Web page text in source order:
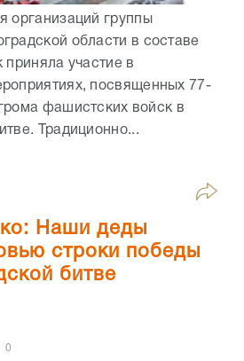
организаций группы
области в составе
приняла участие в
посвященных 77-
фашистских войск в
Традиционно...
Наши деды
строки победы
битве
0